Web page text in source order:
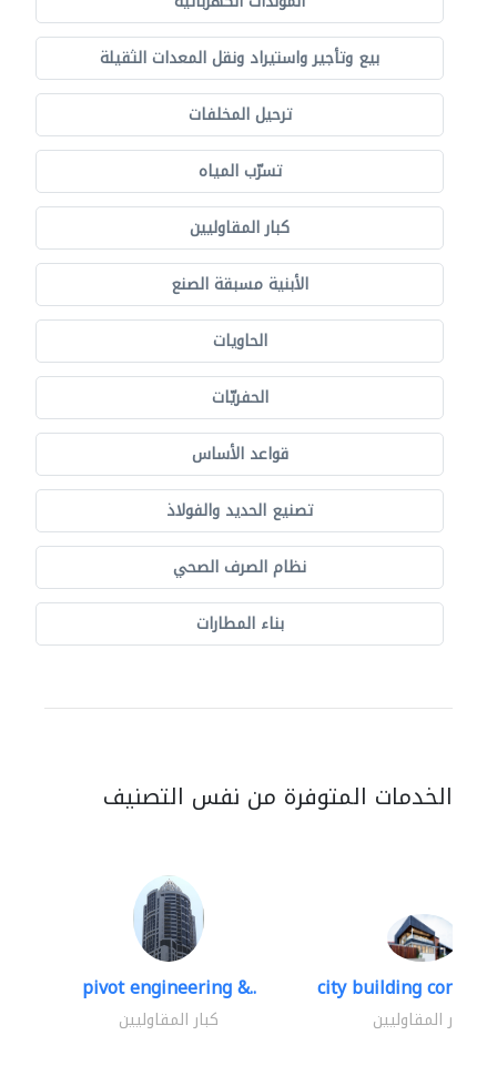
بيع وتأجير واستيراد ونقل المعدات الثقيلة
ترحيل المخلفات
تسرّب المياه
كبار المقاوليين
الأبنية مسبقة الصنع
الحاويات
الحفريّات
قواعد الأساس
تصنيع الحديد والفولاذ
نظام الصرف الصحي
بناء المطارات
الخدمات المتوفرة من نفس التصنيف
pivot engineering &..
كبار المقاوليين
city building
كبار المقاوليين